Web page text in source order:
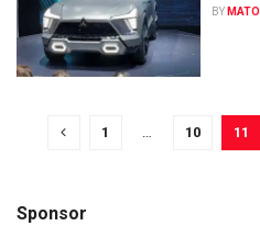
BY MATO
1 … 10 11
Sponsor